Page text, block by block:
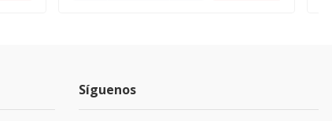
Síguenos